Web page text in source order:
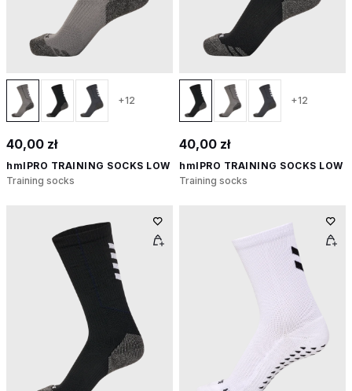
+12
40,00 zł
hmlPRO TRAINING SOCKS LOW
Training socks
+12
40,00 zł
hmlPRO TRAINING SOCKS LOW
Training socks